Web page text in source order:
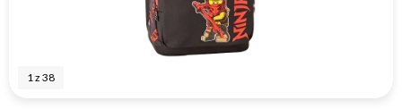
1z 38